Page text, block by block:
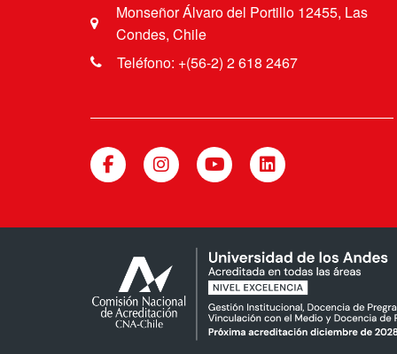
Monseñor Álvaro del Portillo 12455, Las
Condes, Chile
Teléfono: +(56-2) 2 618 2467